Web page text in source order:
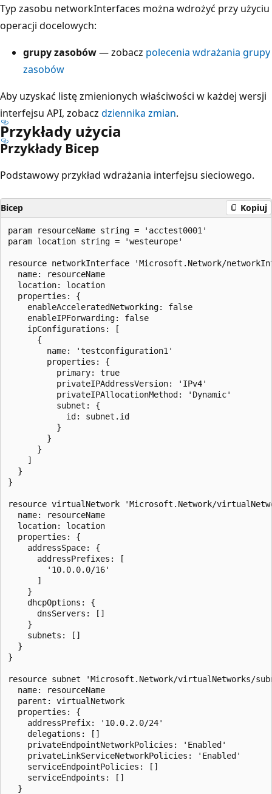
Typ zasobu networkInterfaces można wdrożyć przy użyciu
operacji docelowych:
grupy zasobów— zobacz polecenia wdrażania grupy
zasobów
Aby uzyskać listę zmienionych właściwości w każdej wersji
interfejsu API, zobacz dziennika zmian.
Przykłady użycia
Przykłady Bicep
Podstawowy przykład wdrażania interfejsu sieciowego.
Bicep Kopiuj
param resourceName string = 'acctest0001'
param location string = 'westeurope'
resource networkInterface 'Microsoft.Network/
  name: resourceName
  location: location
  properties: {
    enableAcceleratedNetworking: false
    enableIPForwarding: false
    ipConfigurations: [
      {
        name: 'testconfiguration1'
        properties: {
          primary: true
          privateIPAddressVersion: 'IPv4'
          privateIPAllocationMethod: 'Dynamic'
          subnet: {
            id: subnet.id
          }
        }
      }
    ]
  }
}
resource virtualNetwork 'Microsoft.Network/
  name: resourceName
  location: location
  properties: {
    addressSpace: {
      addressPrefixes: [
        '10.0.0.0/16'
      ]
    }
    dhcpOptions: {
      dnsServers: []
    }
    subnets: []
  }
}
resource subnet 'Microsoft.Network/virtualNetworks/
  name: resourceName
  parent: virtualNetwork
  properties: {
    addressPrefix: '10.0.2.0/24'
    delegations: []
    privateEndpointNetworkPolicies: 'Enabled'
    privateLinkServiceNetworkPolicies: 'Enabled'
    serviceEndpointPolicies: []
    serviceEndpoints: []
  }